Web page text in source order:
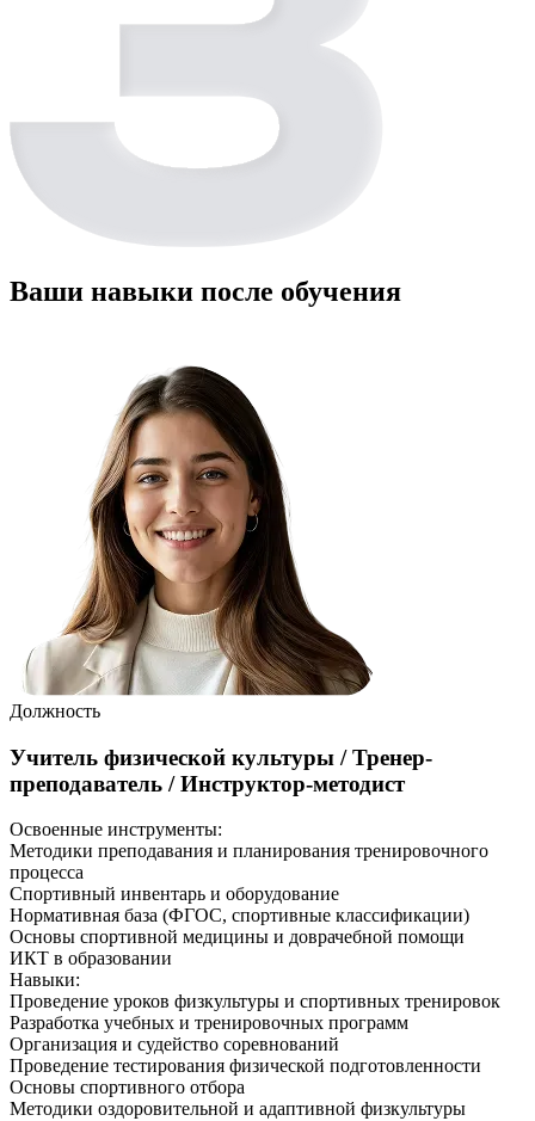
Ваши навыки после обучения
Должность
Учитель физической культуры / Тренер-
преподаватель / Инструктор-методист
Освоенные инструменты:
Методики преподавания и планирования тренировочного
процесса
Спортивный инвентарь и оборудование
Нормативная база (ФГОС, спортивные классификации)
Основы спортивной медицины и доврачебной помощи
ИКТ в образовании
Навыки:
Проведение уроков физкультуры и спортивных тренировок
Разработка учебных и тренировочных программ
Организация и судейство соревнований
Проведение тестирования физической подготовленности
Основы спортивного отбора
Методики оздоровительной и адаптивной физкультуры